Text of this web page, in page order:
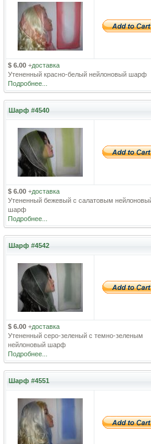
$ 6.00 +доставка
Утененный красно-белый нейлоновый шарф
Подробнее...
Шарф #4540
$ 6.00 +доставка
Утененный бежевый с салатовым
шарф
Подробнее...
Шарф #4542
$ 6.00 +доставка
Утененный серо-зеленый с темно-зеленым
нейлоновый шарф
Подробнее...
Шарф #4551